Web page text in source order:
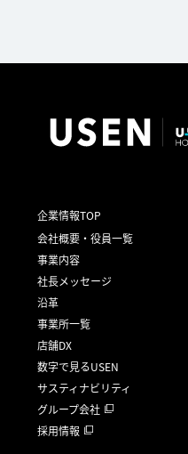
企業情報TOP
会社概要・役員一覧
事業内容
社長メッセージ
沿革
事業所一覧
店舗DX
数字で見るUSEN
サスティナビリティ
グループ会社
採用情報